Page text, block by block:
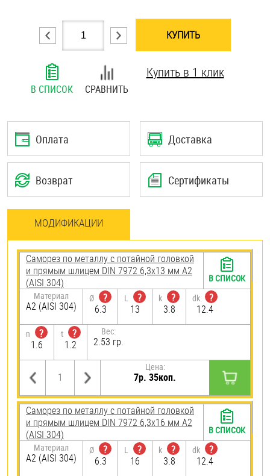
КУПИТЬ
В СПИСОК СРАВНИТЬ
Купить в 1 клик
Оплата Доставка
Возврат Сертификаты
МОДИФИКАЦИИ
Саморез по металлу с потайной головкой
и прямым шлицем DIN 7972 6,3х13 мм А2
(AISI 304)
Материал
А2 (AISI 304)
Ø
?
6.3
L
?
13
k
?
3.8
dk
?
12.4
n
?
1.6
t
?
1.2
Вес:
2.53 гр.
Цена:
7р. 35коп.
В СПИСОК
Саморез по металлу с потайной головкой
и прямым шлицем DIN 7972 6,3х16 мм А2
(AISI 304)
Материал
А2 (AISI 304)
Ø
?
6.3
L
?
16
k
?
3.8
dk
?
12.4
В СПИСОК